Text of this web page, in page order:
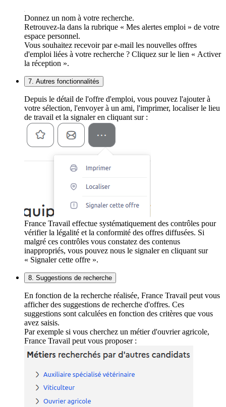
Donnez un nom à votre recherche.
Retrouvez-la dans la rubrique « Mes alertes emploi » de votre
espace personnel.
Vous souhaitez recevoir par e-mail les nouvelles offres
d'emploi liées à votre recherche ? Cliquez sur le lien « Activer
la réception ».
7. Autres fonctionnalités
Depuis le détail de l'offre d'emploi, vous pouvez l'ajouter à
votre sélection, l'envoyer à un ami, l'imprimer, localiser le lieu
de travail et la signaler en cliquant sur :
France Travail effectue systématiquement des contrôles pour
vérifier la légalité et la conformité des offres diffusées. Si
malgré ces contrôles vous constatez des contenus
inappropriés, vous pouvez nous le signaler en cliquant sur
« Signaler cette offre ».
8. Suggestions de recherche
En fonction de la recherche réalisée, France Travail peut vous
afficher des suggestions de recherche d'offres. Ces
suggestions sont calculées en fonction des critères que vous
avez saisis.
Par exemple si vous cherchez un métier d'ouvrier agricole,
France Travail peut vous proposer :